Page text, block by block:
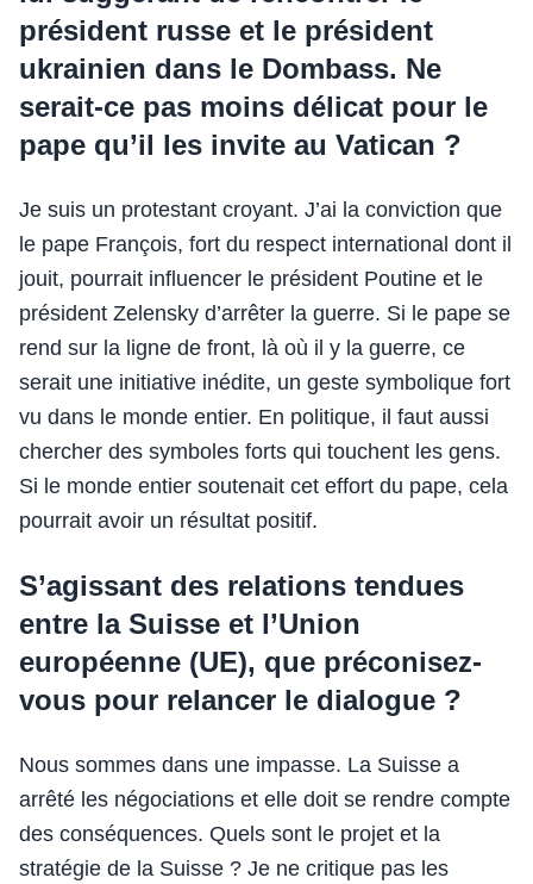
président russe et le président
ukrainien dans le Dombass. Ne
serait-ce pas moins délicat pour le
pape qu’il les invite au Vatican ?
Je suis un protestant croyant. J’ai la conviction que
le pape François, fort du respect international dont il
jouit, pourrait influencer le président Poutine et le
président Zelensky d’arrêter la guerre. Si le pape se
rend sur la ligne de front, là où il y la guerre, ce
serait une initiative inédite, un geste symbolique fort
vu dans le monde entier. En politique, il faut aussi
chercher des symboles forts qui touchent les gens.
Si le monde entier soutenait cet effort du pape, cela
pourrait avoir un résultat positif.
S’agissant des relations tendues
entre la Suisse et l’Union
européenne (UE), que préconisez-
vous pour relancer le dialogue ?
Nous sommes dans une impasse. La Suisse a
arrêté les négociations et elle doit se rendre compte
des conséquences. Quels sont le projet et la
stratégie de la Suisse ? Je ne critique pas les